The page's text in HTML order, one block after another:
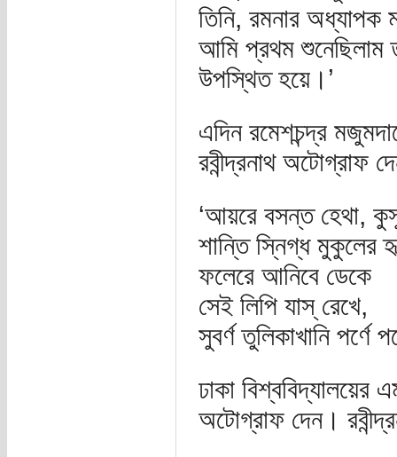
তিনি, রমনার অধ্যাপক
আমি প্রথম শুনেছিলাম
উপস্থিত হয়ে।’
এদিন রমেশচন্দ্র
রবীন্দ্রনাথ অটোগ্রাফ
‘আয়রে বসন্ত হেথা,
শান্তি স্নিগ্ধ মুকুলের
ফলেরে আনিবে ডেকে
সেই লিপি যাস্ রেখে,
সুবর্ণ তুলিকাখানি পর্ণে
ঢাকা
অটোগ্রাফ দেন।